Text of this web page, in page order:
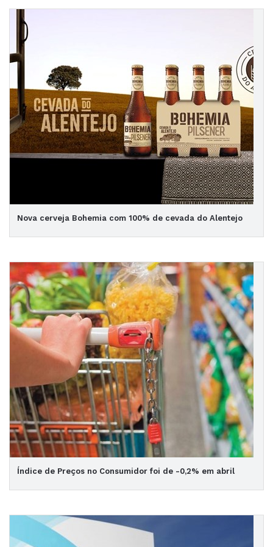
Nova cerveja Bohemia com 100% de cevada do Alentejo
Índice de Preços no Consumidor foi de -0,2% em abril